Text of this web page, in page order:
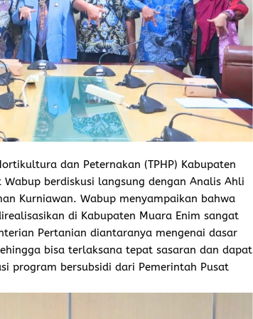
dan Peternakan (TPHP) Kabupaten
berdiskusi langsung dengan Analis Ahli
Kurniawan. Wabup menyampaikan bahwa
di Kabupaten Muara Enim sangat
Pertanian diantaranya mengenai dasar
bisa terlaksana tepat sasaran dan dapat
program bersubsidi dari Pemerintah Pusat